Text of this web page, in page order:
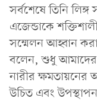
সর্বশেষে তিনি
এজেন্ডাকে
সম্মেলন আহ্বান
বলেন, শুধু
নারীর ক্ষমতায়নের
উচিত এবং